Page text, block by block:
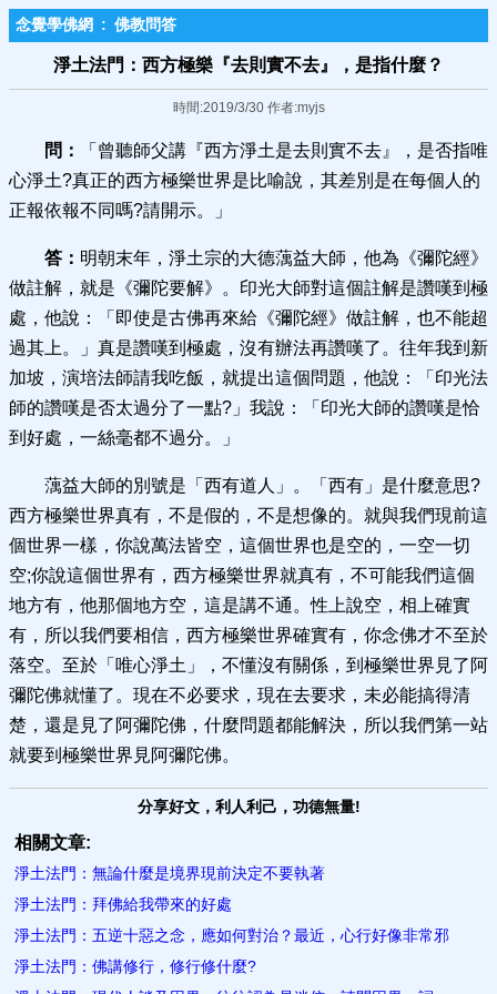
念覺學佛網 : 佛教問答
淨土法門：西方極樂『去則實不去』，是指什麼？
時間:2019/3/30 作者:myjs
問：
「曾聽師父講『西方淨土是去則實不去』，是否指唯
心淨土?真正的西方極樂世界是比喻說，其差別是在每個人的
正報依報不同嗎?請開示。」
答： 明朝末年，淨土宗的大德蕅益大師，他為《彌陀經》
做註解，就是《彌陀要解》。印光大師對這個註解是讚嘆到極
處，他說：「即使是古佛再來給《彌陀經》做註解，也不能超
過其上。」真是讚嘆到極處，沒有辦法再讚嘆了。往年我到新
加坡，演培法師請我吃飯，就提出這個問題，他說：「印光法
師的讚嘆是否太過分了一點?」我說：「印光大師的讚嘆是恰
到好處，一絲毫都不過分。」
蕅益大師的別號是「西有道人」。「西有」是什麼意思?
西方極樂世界真有，不是假的，不是想像的。就與我們現前這
個世界一樣，你說萬法皆空，這個世界也是空的，一空一切
空;你說這個世界有，西方極樂世界就真有，不可能我們這個
地方有，他那個地方空，這是講不通。性上說空，相上確實
有，所以我們要相信，西方極樂世界確實有，你念佛才不至於
落空。至於「唯心淨土」，不懂沒有關係，到極樂世界見了阿
彌陀佛就懂了。現在不必要求，現在去要求，未必能搞得清
楚，還是見了阿彌陀佛，什麼問題都能解決，所以我們第一站
就要到極樂世界見阿彌陀佛。
分享好文，利人利己，功德無量!
相關文章:
淨土法門：無論什麼是境界現前決定不要執著
淨土法門：拜佛給我帶來的好處
淨土法門：五逆十惡之念，應如何對治？最近，心行好像非常邪
淨土法門：佛講修行，修行修什麼?